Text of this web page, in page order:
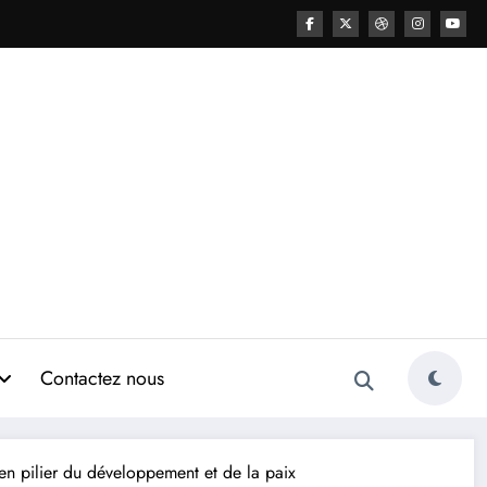
Contactez nous
pilier du développement et de la paix